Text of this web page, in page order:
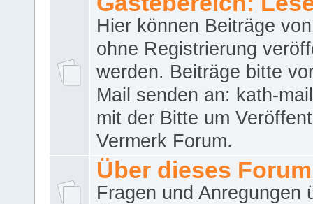
Hier können Beiträge
ohne Registrierung
werden. Beiträge bitte
Mail senden an: kath-
mit der Bitte um
Vermerk Forum.
Über dieses Forum
Fragen und Anregungen